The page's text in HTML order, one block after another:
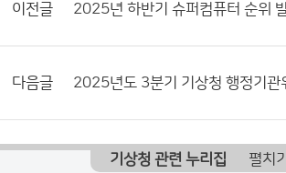
이전글 2025년 하반기 슈퍼컴퓨터 순위
다음글
기상청 관련 누리집 펼치기